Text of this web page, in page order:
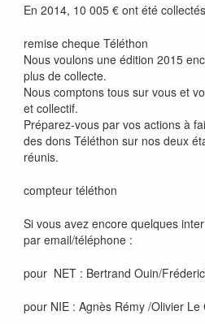
En 2014, 10 005 € ont été
remise cheque Téléthon
Nous voulons une édition 2015
plus de collecte.
Nous comptons tous sur vous et
et collectif.
Préparez-vous par vos actions à
des dons Téléthon sur nos deux
réunis.
compteur téléthon
Si vous avez encore quelques
par email/téléphone :
pour NET : Bertrand Ouin/
pour NIE : Agnès Rémy /Olivier Le